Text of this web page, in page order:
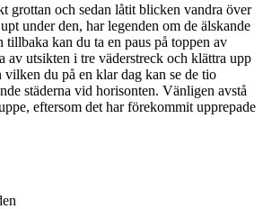
grottan och sedan låtit blicken vandra över
under den, har legenden om de älskande
tillbaka kan du ta en paus på toppen av
utsikten i tre väderstreck och klättra upp
vilken du på en klar dag kan se de tio
städerna vid horisonten. Vänligen avstå
eftersom det har förekommit upprepade